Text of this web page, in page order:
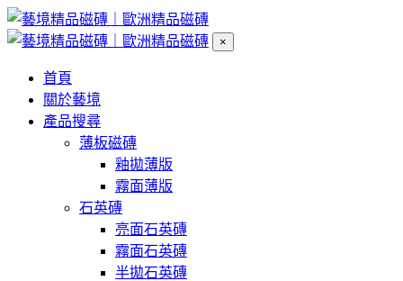
×
首頁
關於藝境
產品搜尋
薄板磁磚
釉拋薄版
霧面薄版
石英磚
亮面石英磚
霧面石英磚
半拋石英磚